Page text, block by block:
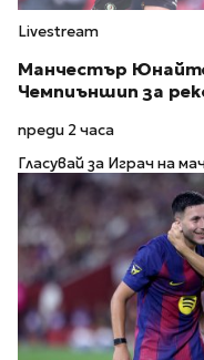
Livestream
Манчестър
Чемпиъншип за
преди 2 часа
Гласувай за Играч на